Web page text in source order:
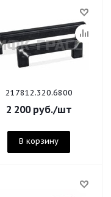
217812.320.6800
2 200руб./шт
В корзину